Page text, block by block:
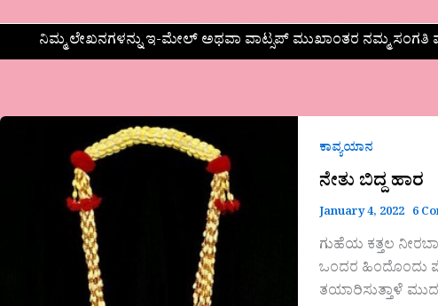
ನಿಮ್ಮ ಲೇಖನಗಳನ್ನು ಇ-ಮೇಲ್ ಅಥವಾ ವಾಟ್ಸಪ್ ಮುಖಾಂತರ ನಮ್ಮ
ಕಾವ್ಯಯಾನ
ನೇತು ಬಿದ್ದ ಹಾರ
January 4, 2022 6
ಗುಹೆಯ ಕತ್ತಲ
ಒಂದರ ಹಿಂದೊಂದು
ತಯಾರಿಸುತ್ತಾಳೆ
ಬಿದ್ದ
ಹಾರ